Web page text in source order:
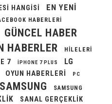
HANGISI
EN YENI
HABERLERI
GÜNCEL HABER
HABERLER
HILELERI
7 IPHONE 7 PLUS LG
OYUN HABERLERI PC
SAMSUNG
SAMSUNG
SANAL GERÇEKLIK